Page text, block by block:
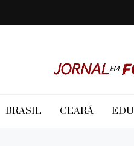
Jornal
BRASIL CEARÁ